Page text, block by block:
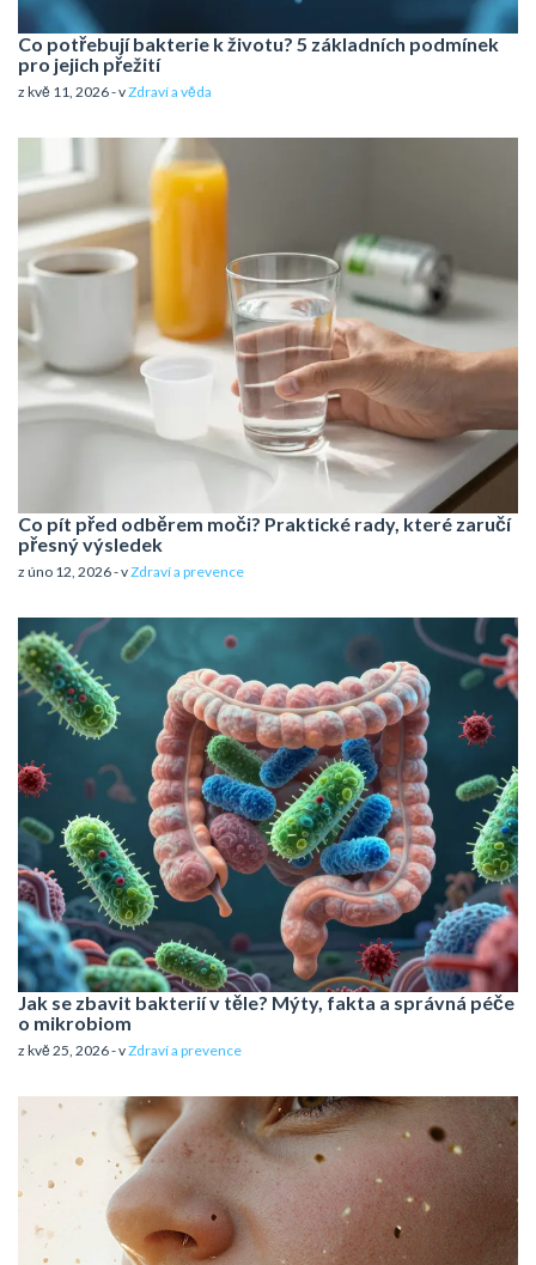
Co potřebují bakterie k životu? 5 základních podmínek
pro jejich přežití
z kvě 11, 2026 - vZdraví a věda
Co pít před odběrem moči? Praktické rady, které zaručí
přesný výsledek
z úno 12, 2026 - vZdraví a prevence
Jak se zbavit bakterií v těle? Mýty, fakta a správná péče
o mikrobiom
z kvě 25, 2026 - vZdraví a prevence